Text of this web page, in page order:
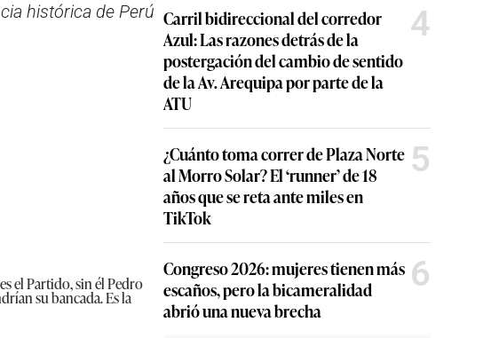
histórica de Perú
el Partido, sin él Pedro
su bancada. Es la
Carril bidireccional del corredor
Azul: Las razones detrás de la
postergación del cambio de sentido
de la Av. Arequipa por parte de la
ATU
4
¿Cuánto toma correr de Plaza Norte
al Morro Solar? El ‘runner’ de 18
años que se reta ante miles en
TikTok
5
Congreso 2026: mujeres tienen más
escaños, pero la bicameralidad
abrió una nueva brecha
6